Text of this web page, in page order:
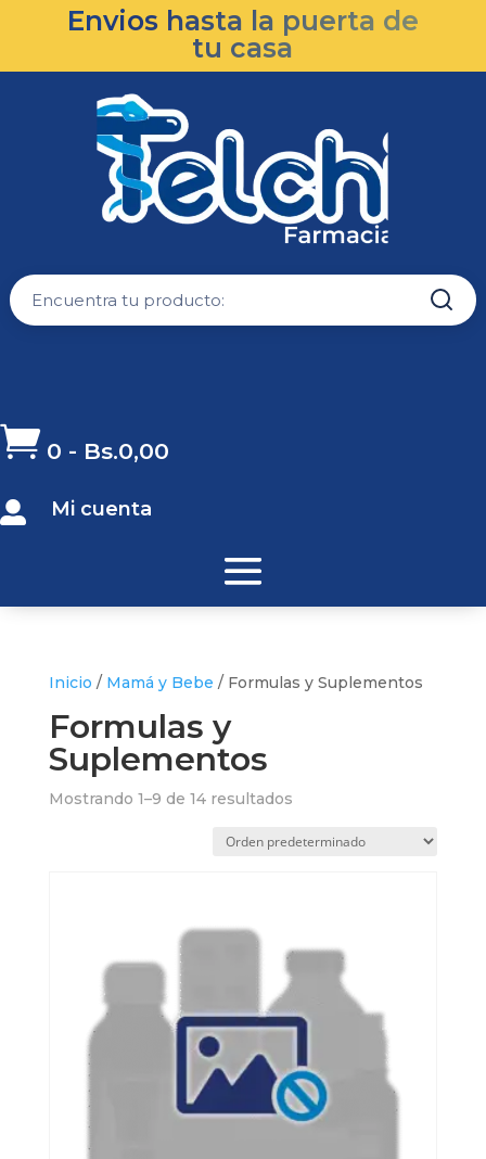
Envios hasta la puerta de
tu casa
 0 - Bs.0,00
 Mi cuenta
Inicio / Mamá y Bebe / Formulas y Suplementos
Formulas y
Suplementos
Mostrando 1–9 de 14 resultados